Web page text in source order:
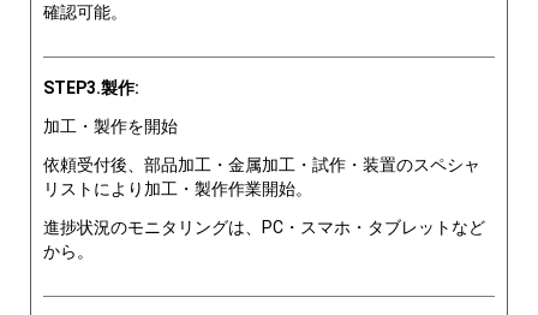
確認可能。
STEP3.製作:
加工・製作を開始
依頼受付後、部品加工・金属加工・試作・装置のスペシャ
リストにより加工・製作作業開始。
進捗状況のモニタリングは、PC・スマホ・タブレットなど
から。